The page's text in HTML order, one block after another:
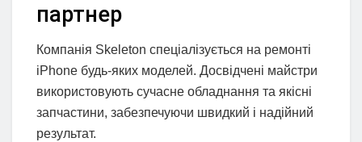
партнер
Компанія Skeleton спеціалізується на ремонті
iPhone будь‑яких моделей. Досвідчені майстри
використовують сучасне обладнання та якісні
запчастини, забезпечуючи швидкий і надійний
результат.